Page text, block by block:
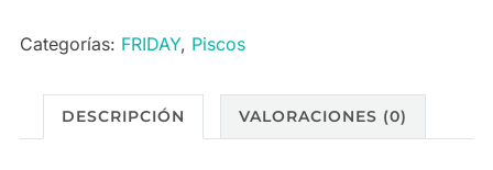
1
cantidad
Categorías: FRIDAY, Piscos
DESCRIPCIÓN VALORACIONES (0)